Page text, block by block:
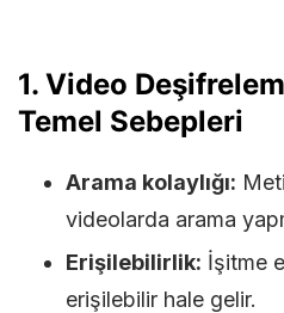
1. Video
Temel Sebepleri
Arama kolaylığı:
videolarda arama
Erişilebilirlik: İşitme
erişilebilir hale gelir.